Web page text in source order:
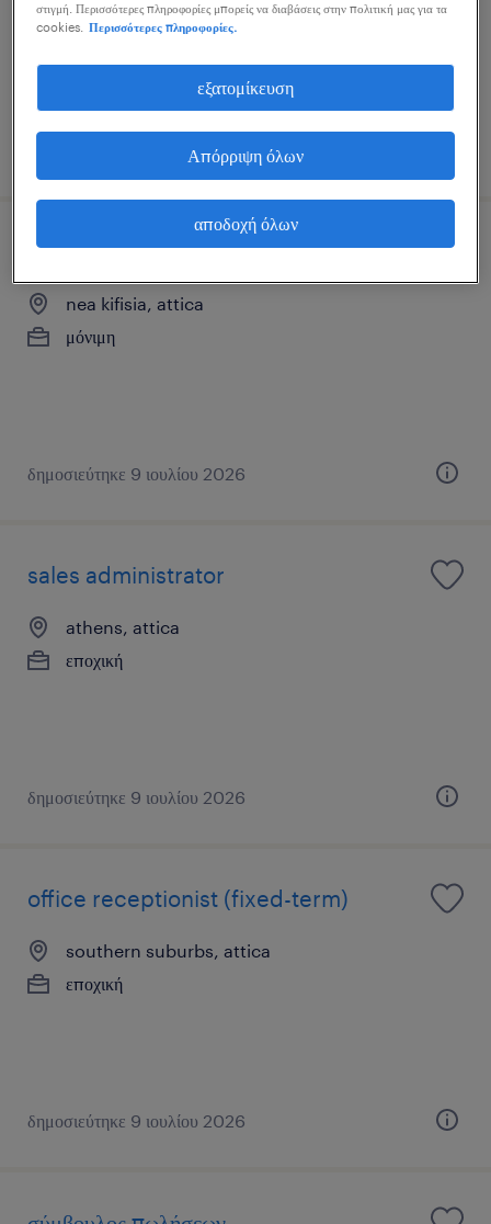
μόνιμη
δημοσιεύτηκε 5 αυγούστου 2026
family office assistant
nea kifisia, attica
μόνιμη
δημοσιεύτηκε 9 ιουλίου 2026
sales administrator
athens, attica
εποχική
δημοσιεύτηκε 9 ιουλίου 2026
office receptionist (fixed-term)
southern suburbs, attica
εποχική
δημοσιεύτηκε 9 ιουλίου 2026
στιγμή. Περισσότερες πληροφορίες μπορείς να διαβάσεις στην πολιτική μας για τα
cookies.
Περισσότερες πληροφορίες.
εξατομίκευση
Απόρριψη όλων
αποδοχή όλων